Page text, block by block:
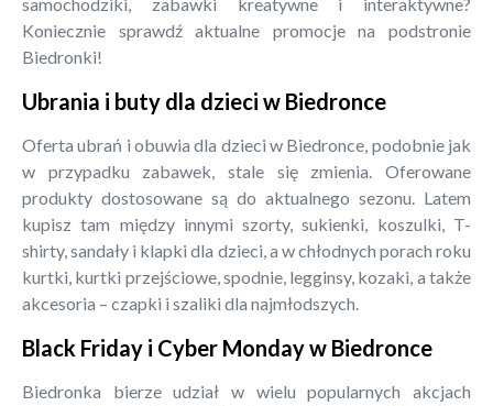
Koniecznie sprawdź aktualne promocje na podstronie
Biedronki!
Ubrania i buty dla dzieci w Biedronce
Oferta ubrań i obuwia dla dzieci w Biedronce, podobnie jak
w przypadku zabawek, stale się zmienia. Oferowane
produkty dostosowane są do aktualnego sezonu. Latem
kupisz tam między innymi szorty, sukienki, koszulki, T-
shirty, sandały i klapki dla dzieci, a w chłodnych porach roku
kurtki, kurtki przejściowe, spodnie, legginsy, kozaki, a także
akcesoria – czapki i szaliki dla najmłodszych.
Black Friday i Cyber Monday w Biedronce
Biedronka bierze udział w wielu popularnych akcjach